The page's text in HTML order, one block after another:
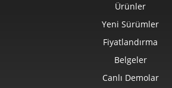
Ürünler
Yeni Sürümler
Fiyatlandırma
Belgeler
Canlı Demolar